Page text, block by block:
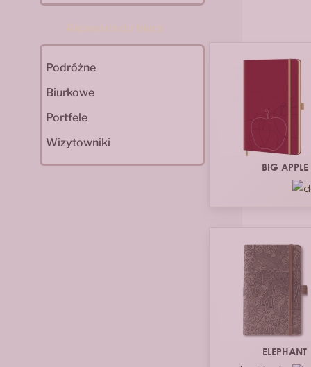
Podróżne
Biurkowe
Portfele
Wizytowniki
BIG APPLE
ELEPHANT